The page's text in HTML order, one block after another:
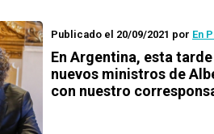
Publicado el 20/09/2021 por En
En Argentina, esta
nuevos ministros de
con nuestro